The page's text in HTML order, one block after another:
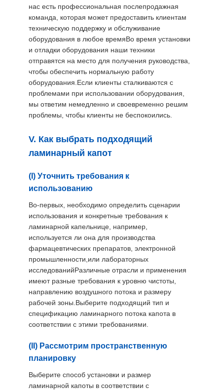
нас есть профессиональная послепродажная
команда, которая может предоставить клиентам
техническую поддержку и обслуживание
оборудования в любое времяВо время установки
и отладки оборудования наши техники
отправятся на место для получения руководства,
чтобы обеспечить нормальную работу
оборудования.Если клиенты сталкиваются с
проблемами при использовании оборудования,
мы ответим немедленно и своевременно решим
проблемы, чтобы клиенты не беспокоились.
V. Как выбрать подходящий
ламинарный капот
(I) Уточнить требования к
использованию
Во-первых, необходимо определить сценарии
использования и конкретные требования к
ламинарной капельнице, например,
используется ли она для производства
фармацевтических препаратов, электронной
промышленности,или лабораторных
исследованийРазличные отрасли и применения
имеют разные требования к уровню чистоты,
направлению воздушного потока и размеру
рабочей зоны.Выберите подходящий тип и
спецификацию ламинарного потока капота в
соответствии с этими требованиями.
(II) Рассмотрим пространственную
планировку
Выберите способ установки и размер
ламинарной капоты в соответствии с